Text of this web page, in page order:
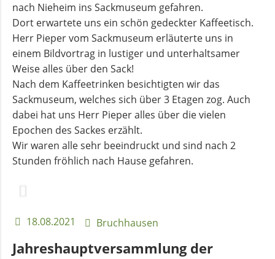
nach Nieheim ins Sackmuseum gefahren.
Dort erwartete uns ein schön gedeckter Kaffeetisch.
Herr Pieper vom Sackmuseum erläuterte uns in
einem Bildvortrag in lustiger und unterhaltsamer
Weise alles über den Sack!
Nach dem Kaffeetrinken besichtigten wir das
Sackmuseum, welches sich über 3 Etagen zog. Auch
dabei hat uns Herr Pieper alles über die vielen
Epochen des Sackes erzählt.
Wir waren alle sehr beeindruckt und sind nach 2
Stunden fröhlich nach Hause gefahren.
18.08.2021 Bruchhausen
Jahreshauptversammlung der